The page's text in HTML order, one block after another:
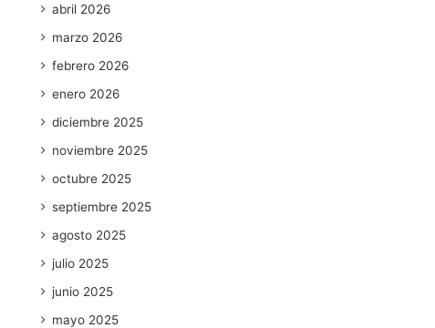
abril 2026
marzo 2026
febrero 2026
enero 2026
diciembre 2025
noviembre 2025
octubre 2025
septiembre 2025
agosto 2025
julio 2025
junio 2025
mayo 2025